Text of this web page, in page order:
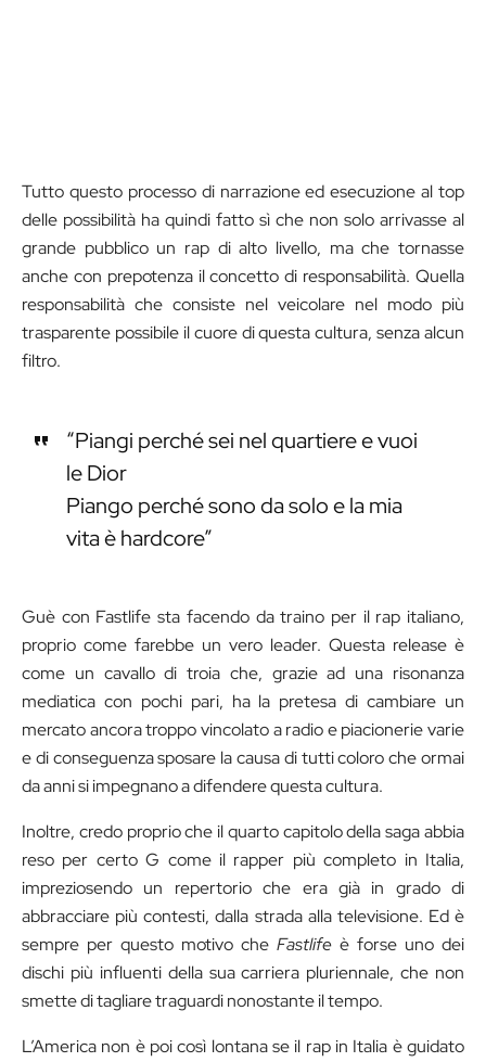
Tutto questo processo di narrazione ed esecuzione al top
delle possibilità ha quindi fatto sì che non solo arrivasse al
grande pubblico un rap di alto livello, ma che tornasse
anche con prepotenza il concetto di responsabilità. Quella
responsabilità che consiste nel veicolare nel modo più
trasparente possibile il cuore di questa cultura, senza alcun
filtro.
“Piangi perché sei nel quartiere e vuoi
le Dior
Piango perché sono da solo e la mia
vita è hardcore”
Guè con Fastlife sta facendo da traino per il rap italiano,
proprio come farebbe un vero leader. Questa release è
come un cavallo di troia che, grazie ad una risonanza
mediatica con pochi pari, ha la pretesa di cambiare un
mercato ancora troppo vincolato a radio e piacionerie varie
e di conseguenza sposare la causa di tutti coloro che ormai
da anni si impegnano a difendere questa cultura.
Inoltre, credo proprio che il quarto capitolo della saga abbia
reso per certo G come il rapper più completo in Italia,
impreziosendo un repertorio che era già in grado di
abbracciare più contesti, dalla strada alla televisione. Ed è
sempre per questo motivo che Fastlife è forse uno dei
dischi più influenti della sua carriera pluriennale, che non
smette di tagliare traguardi nonostante il tempo.
L’America non è poi così lontana se il rap in Italia è guidato